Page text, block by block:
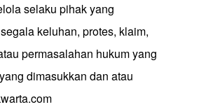
selaku pihak yang
keluhan, protes, klaim,
permasalahan hukum yang
dimasukkan dan atau